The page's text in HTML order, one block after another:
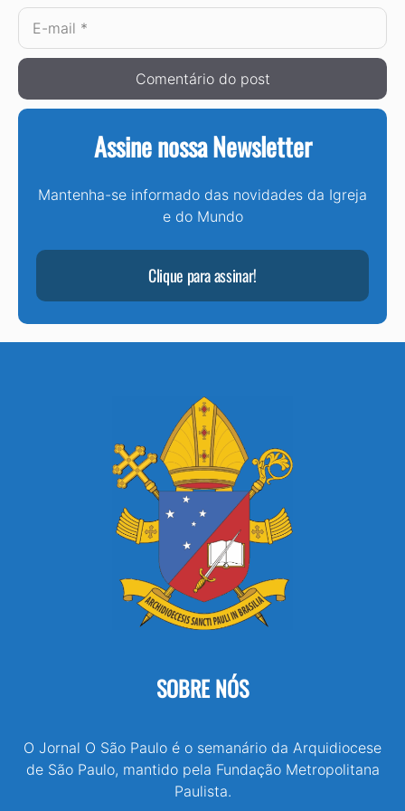
E-
mail
Assine nossa Newsletter
Mantenha-se informado das novidades da Igreja
e do Mundo
Clique para assinar!
SOBRE NÓS
O Jornal O São Paulo é o semanário da Arquidiocese
de São Paulo, mantido pela Fundação Metropolitana
Paulista.